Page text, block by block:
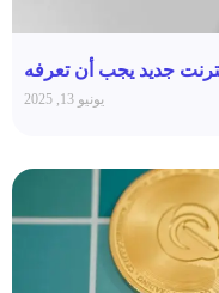
يونيو 13, 2025